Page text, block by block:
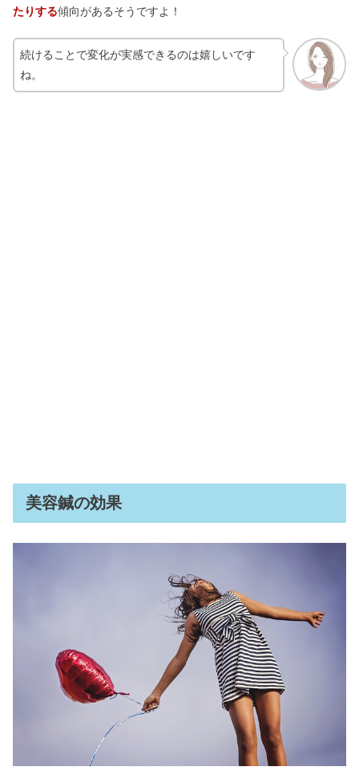
たりする傾向があるそうですよ！
続けることで変化が実感できるのは嬉しいです
ね。
美容鍼の効果